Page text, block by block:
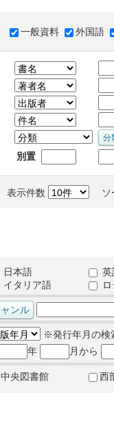
一般資料 外国語
別置
表示件数
日本語 英
イタリア語
※発行年月の検
年
月から
中央図書館 西